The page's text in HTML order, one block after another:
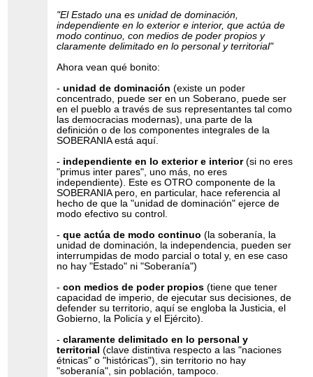
"El Estado una es unidad de dominación,
independiente en lo exterior e interior, que actúa de
modo continuo, con medios de poder propios y
claramente delimitado en lo personal y territorial"
Ahora vean qué bonito:
-unidad de dominación (existe un poder
concentrado, puede ser en un Soberano, puede ser
en el pueblo a través de sus representantes tal como
las democracias modernas), una parte de la
definición o de los componentes integrales de la
SOBERANIA está aquí.
- independiente en lo exterior e interior(si no eres
"primus inter pares", uno más, no eres
independiente). Este es OTRO componente de la
SOBERANIA pero, en particular, hace referencia al
hecho de que la "unidad de dominación" ejerce de
modo efectivo su control.
-que actúa de modo continuo (la soberanía, la
unidad de dominación, la independencia, pueden ser
interrumpidas de modo parcial o total y, en ese caso
no hay "Estado" ni "Soberanía")
-con medios de poder propios (tiene que tener
capacidad de imperio, de ejecutar sus decisiones, de
defender su territorio, aquí se engloba la Justicia, el
Gobierno, la Policía y el Ejército).
-claramente delimitado en lo personal y
territorial (clave distintiva respecto a las "naciones
étnicas" o "históricas"), sin territorio no hay
"soberanía", sin población, tampoco.